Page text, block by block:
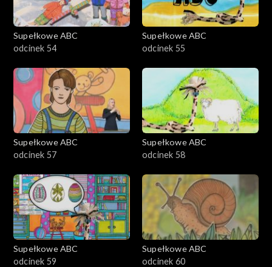
Supełkowe ABC
odcinek 54
Supełkowe ABC
odcinek 55
Supełkowe ABC
odcinek 57
Supełkowe ABC
odcinek 58
Supełkowe ABC
odcinek 59
Supełkowe ABC
odcinek 60